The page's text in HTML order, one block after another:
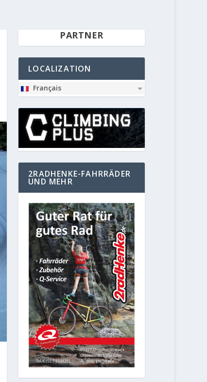
PARTNER
LOCALIZATION
Français
2RADHENKE-FAHRRÄDER
UND MEHR